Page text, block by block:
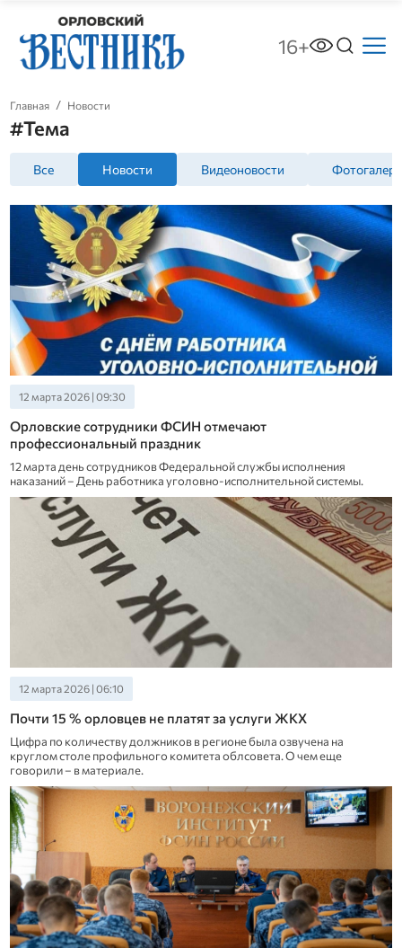
16+
Главная Новости
#Тема
Все Новости Видеоновости
12 марта 2026 | 09:30
Орловские сотрудники ФСИН отмечают
профессиональный праздник
12 марта день сотрудников Федеральной службы исполнения
наказаний – День работника уголовно-исполнительной системы.
12 марта 2026 | 06:10
Почти 15 % орловцев не платят за услуги ЖКХ
Цифра по количеству должников в регионе была озвучена на
круглом столе профильного комитета облсовета. О чем еще
говорили – в материале.